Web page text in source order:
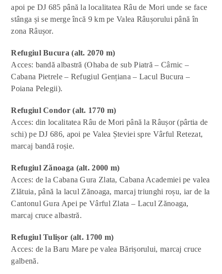
apoi pe DJ 685 până la localitatea Râu de Mori unde se face
stânga și se merge încă 9 km pe Valea Râușorului până în
zona Râușor.
Refugiul Bucura (alt. 2070 m)
Acces: bandă albastră (Ohaba de sub Piatră – Cârnic –
Cabana Pietrele – Refugiul Gențiana – Lacul Bucura –
Poiana Pelegii).
Refugiul Condor (alt. 1770 m)
Acces: din localitatea Râu de Mori până la Râușor (pârtia de
schi) pe DJ 686, apoi pe Valea Șteviei spre Vârful Retezat,
marcaj bandă roșie.
Refugiul Zănoaga (alt. 2000 m)
Acces: de la Cabana Gura Zlata, Cabana Academiei pe valea
Zlătuia, până la lacul Zănoaga, marcaj triunghi roșu, iar de la
Cantonul Gura Apei pe Vârful Zlata – Lacul Zănoaga,
marcaj cruce albastră.
Refugiul Tulișor (alt. 1700 m)
Acces: de la Baru Mare pe valea Bărișorului, marcaj cruce
galbenă.